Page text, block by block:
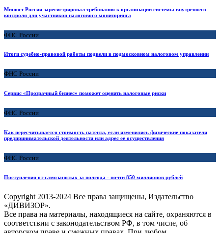
Минюст России зарегистрировал требования к организации системы внутреннего
контроля для участников налогового мониторинга
ФНС России
Итоги судебно-правовой работы подвели в подмосковном налоговом управлении
ФНС России
Сервис «Прозрачный бизнес» поможет оценить налоговые риски
ФНС России
Как пересчитывается стоимость патента, если изменились физические показатели
предпринимательской деятельности или адрес ее осуществления
ФНС России
Поступления от самозанятых за полгода - почти 850 миллионов рублей
Copyright 2013-2024 Все права защищены, Издательство
«ДИВИЗОР».
Все права на материалы, находящиеся на сайте, охраняются в
соответствии с законодательством РФ, в том числе, об